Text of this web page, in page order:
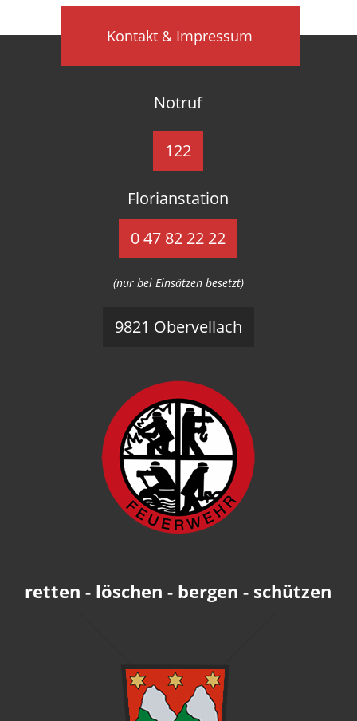
Kontakt & Impressum
Notruf
122
Florianstation
0 47 82 22 22
(nur bei Einsätzen besetzt)
9821 Obervellach
retten - löschen - bergen - schützen